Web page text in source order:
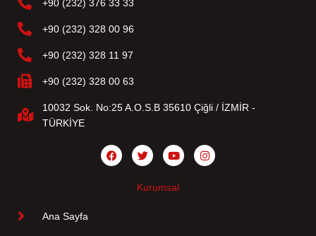
+90 (232) 376 33 33
+90 (232) 328 00 96
+90 (232) 328 11 97
+90 (232) 328 00 63
10032 Sok. No:25 A.O.S.B 35610 Çiğli / İZMİR -
TÜRKİYE
Kurumsal
Ana Sayfa